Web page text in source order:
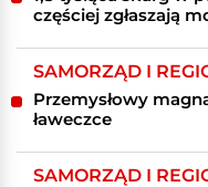
częściej zgłaszają
SAMORZĄD I
Przemysłowy
ławeczce
SAMORZĄD I